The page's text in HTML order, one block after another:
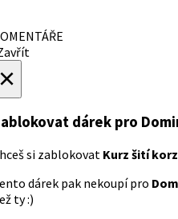
dárek pro
si zablokovat Kurz šití
dárek pak nekoupí pro
ty :)